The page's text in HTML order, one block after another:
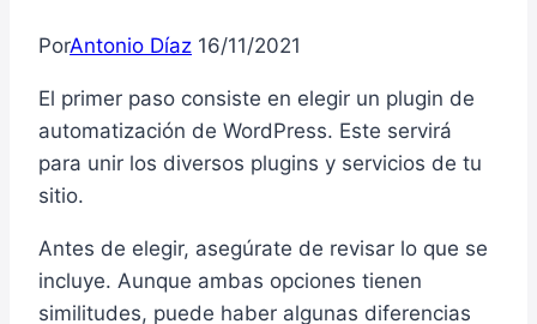
PorAntonio Díaz 16/11/2021
El primer paso consiste en elegir un plugin de
automatización de WordPress. Este servirá
para unir los diversos plugins y servicios de tu
sitio.
Antes de elegir, asegúrate de revisar lo que se
incluye. Aunque ambas opciones tienen
similitudes, puede haber algunas diferencias